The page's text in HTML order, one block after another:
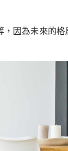
因為未來的格